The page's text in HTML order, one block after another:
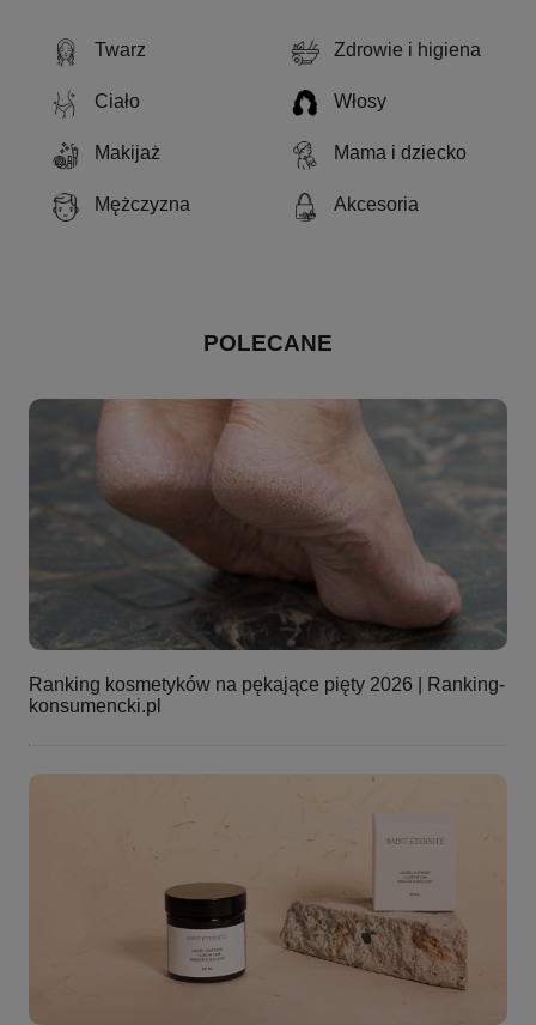
Twarz Zdrowie i higiena
Ciało Włosy
Makijaż Mama i dziecko
Mężczyzna Akcesoria
POLECANE
Ranking kosmetyków na pękające pięty 2026 | Ranking-
konsumencki.pl